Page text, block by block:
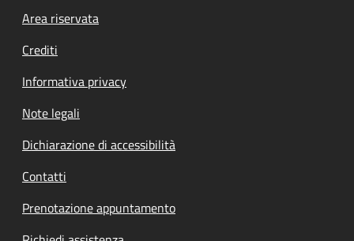
Footer menu
Area riservata
Crediti
Informativa privacy
Note legali
Dichiarazione di accessibilità
Contatti
Prenotazione appuntamento